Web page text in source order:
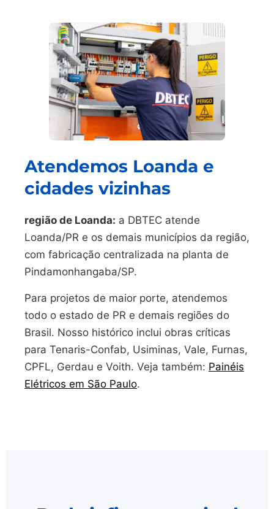
Atendemos Loanda e
cidades vizinhas
região de Loanda: a DBTEC atende
Loanda/PR e os demais municípios da região,
com fabricação centralizada na planta de
Pindamonhangaba/SP.
Para projetos de maior porte, atendemos
todo o estado de PR e demais regiões do
Brasil. Nosso histórico inclui obras críticas
para Tenaris-Confab, Usiminas, Vale, Furnas,
CPFL, Gerdau e Voith. Veja também: Painéis
Elétricos em São Paulo.